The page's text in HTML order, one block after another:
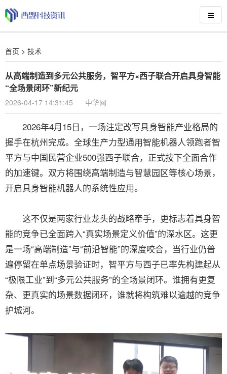
首页 > 技术
从高端制造到多元公共服务，智平方×西子联合开启具身智能
“全场景闭环”新纪元
2026-04-17 14:31:45 中华网
2026年4月15日，一场注定改写具身智能产业格局的
握手在杭州完成。全球生产力型通用智能机器人领跑者智
平方与中国民营企业500强西子联合，正式按下全面合作
的加速键。双方将围绕高端制造与智慧园区等核心场景，
开启具身智能机器人的系统性应用。
这不仅是两家行业龙头的战略牵手，更标志着具身智
能的竞争已全面跨入“真实场景定义价值”的深水区。这更
是一场“高端制造”与“前沿智能”的深度咬合，当行业仍普
遍停留在单点场景验证时，智平方与西子已率先构建起从
“极限工业”到“多元公共服务”的全场景闭环。谁拥有更复
杂、更真实的场景数据闭环，谁就将构筑难以逾越的竞争
护城河。